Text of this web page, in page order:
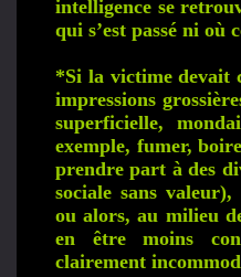
intelligence se
qui s’est passé ni où
*Si la victime devait
impressions
superficielle,
exemple, fumer,
prendre part à des
sociale sans
ou alors, au milieu
en être moins
clairement